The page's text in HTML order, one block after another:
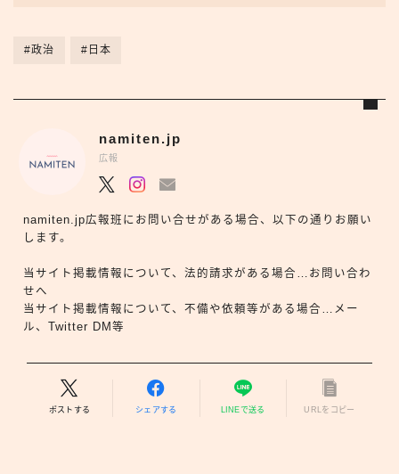
#政治 #日本
namiten.jp
広報
namiten.jp広報班にお問い合せがある場合、以下の通りお願い
します。
当サイト掲載情報について、法的請求がある場合…お問い合わ
せへ
当サイト掲載情報について、不備や依頼等がある場合…メー
ル、Twitter DM等
ポストする シェアする LINEで送る URLをコピー